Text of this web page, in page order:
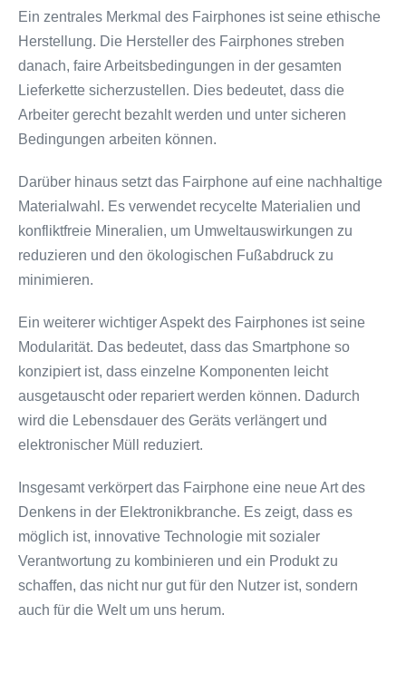
Ein zentrales Merkmal des Fairphones ist seine ethische
Herstellung. Die Hersteller des Fairphones streben
danach, faire Arbeitsbedingungen in der gesamten
Lieferkette sicherzustellen. Dies bedeutet, dass die
Arbeiter gerecht bezahlt werden und unter sicheren
Bedingungen arbeiten können.
Darüber hinaus setzt das Fairphone auf eine nachhaltige
Materialwahl. Es verwendet recycelte Materialien und
konfliktfreie Mineralien, um Umweltauswirkungen zu
reduzieren und den ökologischen Fußabdruck zu
minimieren.
Ein weiterer wichtiger Aspekt des Fairphones ist seine
Modularität. Das bedeutet, dass das Smartphone so
konzipiert ist, dass einzelne Komponenten leicht
ausgetauscht oder repariert werden können. Dadurch
wird die Lebensdauer des Geräts verlängert und
elektronischer Müll reduziert.
Insgesamt verkörpert das Fairphone eine neue Art des
Denkens in der Elektronikbranche. Es zeigt, dass es
möglich ist, innovative Technologie mit sozialer
Verantwortung zu kombinieren und ein Produkt zu
schaffen, das nicht nur gut für den Nutzer ist, sondern
auch für die Welt um uns herum.